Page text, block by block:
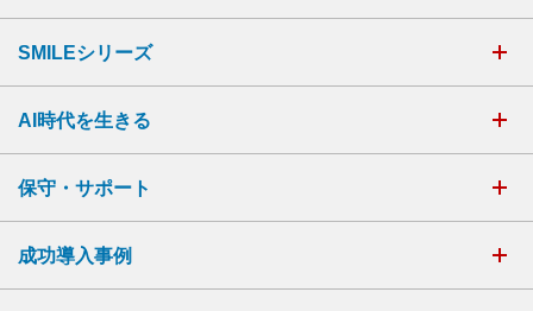
SMILEシリーズ
AI時代を生きる
保守・サポート
成功導入事例